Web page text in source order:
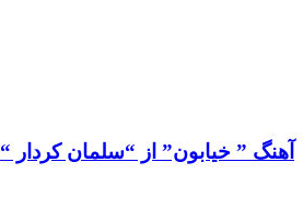
آهنگ ” خیابون” از “سلمان کردار “